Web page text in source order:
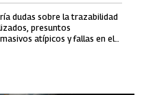
dudas sobre la trazabilidad
presuntos
atípicos y fallas en el
depositados en el exterior.